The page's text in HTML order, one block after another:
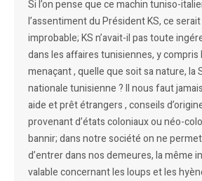
Si l’on pense que ce machin tuniso-
l’assentiment du Président KS, ce
improbable; KS n’avait-il pas toute
dans les affaires tunisiennes, y compris
menaçant , quelle que soit sa nature, la
nationale tunisienne ? Il nous faut
aide et prêt étrangers , conseils
provenant d’états coloniaux ou néo-
bannir; dans notre société on ne
d’entrer dans nos demeures, la même
valable concernant les loups et les